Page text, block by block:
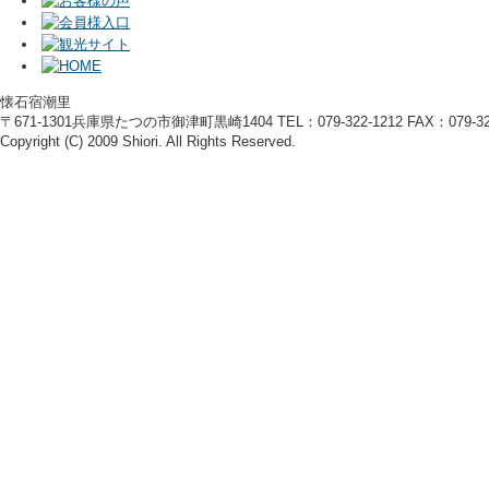
懐石宿潮里
〒671-1301兵庫県たつの市御津町黒崎1404 TEL：079-322-1212 FAX：079-
Copyright (C) 2009 Shiori. All Rights Reserved.